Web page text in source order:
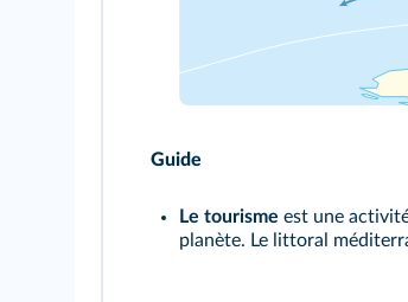
Guide
Le tourisme est une
planète. Le littoral